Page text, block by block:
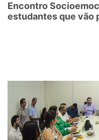
Encontro
estudantes que vão